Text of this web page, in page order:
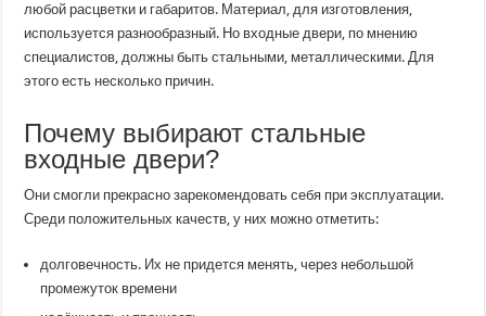
любой расцветки и габаритов. Материал, для изготовления,
используется разнообразный. Но входные двери, по мнению
специалистов, должны быть стальными, металлическими. Для
этого есть несколько причин.
Почему выбирают стальные
входные двери?
Они смогли прекрасно зарекомендовать себя при эксплуатации.
Среди положительных качеств, у них можно отметить:
долговечность. Их не придется менять, через небольшой
промежуток времени